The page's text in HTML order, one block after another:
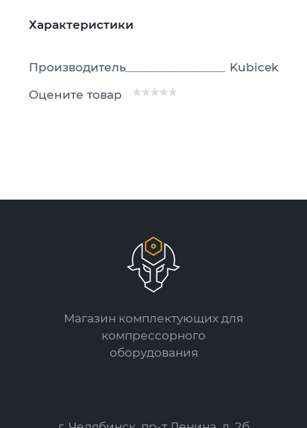
Характеристики
Производитель
Kubicek
Оцените товар
Магазин комплектующих для
компрессорного
оборудования